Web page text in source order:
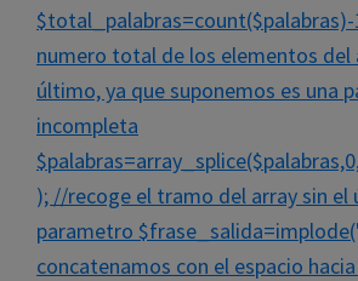
numero total de los elementos del
último, ya que suponemos es una
incompleta
); //recoge el tramo del array sin el
parametro
concatenamos con el espacio